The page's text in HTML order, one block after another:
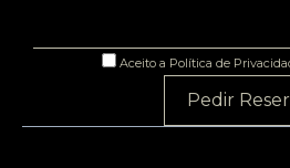
Aceito a Política de
Pedir